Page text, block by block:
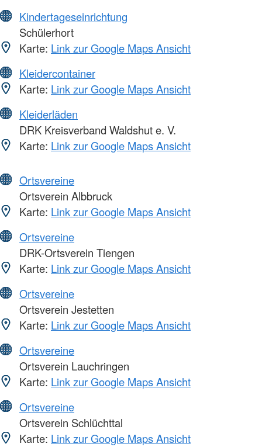
Kindertageseinrichtung
Schülerhort
Karte: Link zur Google Maps Ansicht
Kleidercontainer
Karte: Link zur Google Maps Ansicht
Kleiderläden
DRK Kreisverband Waldshut e. V.
Karte: Link zur Google Maps Ansicht
Ortsvereine
Ortsverein Albbruck
Karte: Link zur Google Maps Ansicht
Ortsvereine
DRK-Ortsverein Tiengen
Karte: Link zur Google Maps Ansicht
Ortsvereine
Ortsverein Jestetten
Karte: Link zur Google Maps Ansicht
Ortsvereine
Ortsverein Lauchringen
Karte: Link zur Google Maps Ansicht
Ortsvereine
Ortsverein Schlüchttal
Karte: Link zur Google Maps Ansicht